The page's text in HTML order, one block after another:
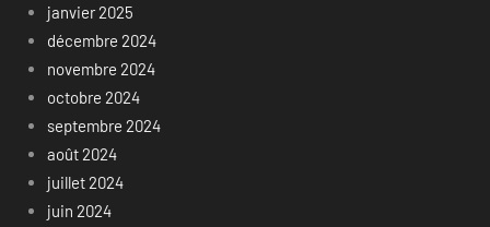
janvier 2025
décembre 2024
novembre 2024
octobre 2024
septembre 2024
août 2024
juillet 2024
juin 2024